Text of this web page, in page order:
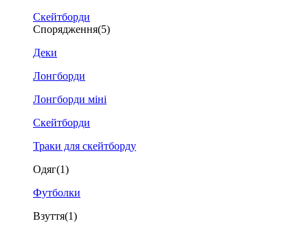
Скейтборди
Спорядження(5)
Деки
Лонгборди
Лонгборди міні
Скейтборди
Траки для скейтборду
Одяг(1)
Футболки
Взуття(1)